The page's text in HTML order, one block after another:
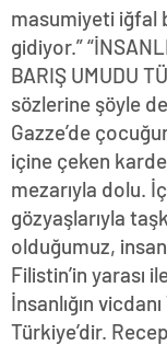
masumiyeti iğfal
gidiyor.”
BARIŞ UMUDU
sözlerine şöyle
Gazze’de
içine çeken
mezarıyla dolu.
gözyaşlarıyla
olduğumuz,
Filistin’in yarası
İnsanlığın
Türkiye’dir.